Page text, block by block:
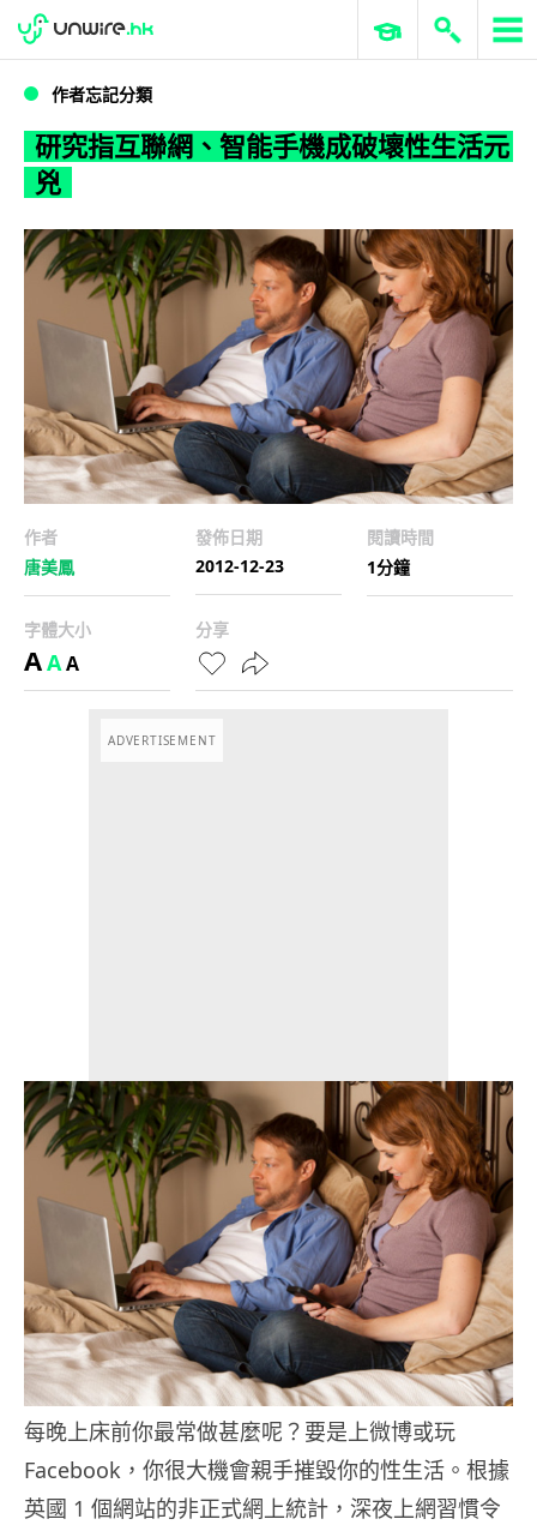
研究指互聯網、智能手機成破壞性生活元兇
WWDC 2026 ERP 與商業 AI
作者忘記分類
研究指互聯網、智能手機成破壞性生活元
兇
作者
唐美鳳
發佈日期
2012-12-23
閱讀時間
1分鐘
字體大小
AAA
分享
ADVERTISEMENT
每晚上床前你最常做甚麼呢？要是上微博或玩
Facebook，你很大機會親手摧毀你的性生活。根據
英國 1 個網站的非正式網上統計，深夜上網習慣令